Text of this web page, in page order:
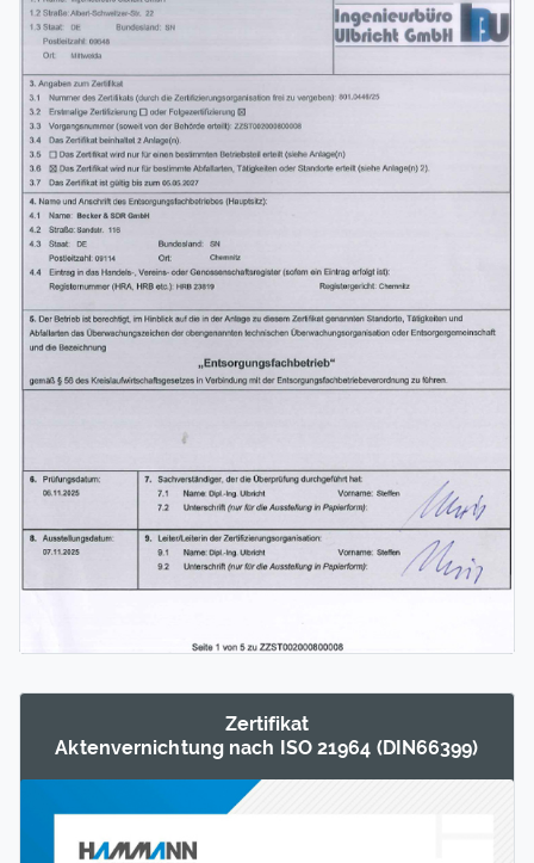
Zertifikat
Akten­ver­nichtung nach ISO 21964 (DIN66399)